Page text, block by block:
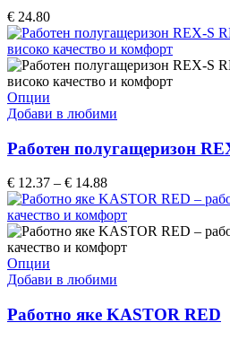
may
be
chosen
on
the
product
page
€ 24.80
Опции
product
multiple
variants.
The
options
may
be
chosen
the
product
Добави в любими
Работен полугащеризон
€ 12.37 – € 14.88Price
range:
€ 12.37
through
€ 14.88
Опции
product
multiple
variants.
Добави в любими
Работно яке KASTOR RED